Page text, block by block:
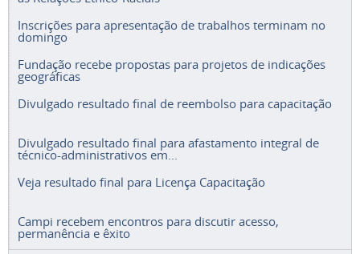
Inscrições para apresentação de trabalhos terminam no
domingo
Fundação recebe propostas para projetos de indicações
geográficas
Divulgado resultado final de reembolso para capacitação
Divulgado resultado final para afastamento integral de
técnico-administrativos em...
Veja resultado final para Licença Capacitação
Campi recebem encontros para discutir acesso,
permanência e êxito